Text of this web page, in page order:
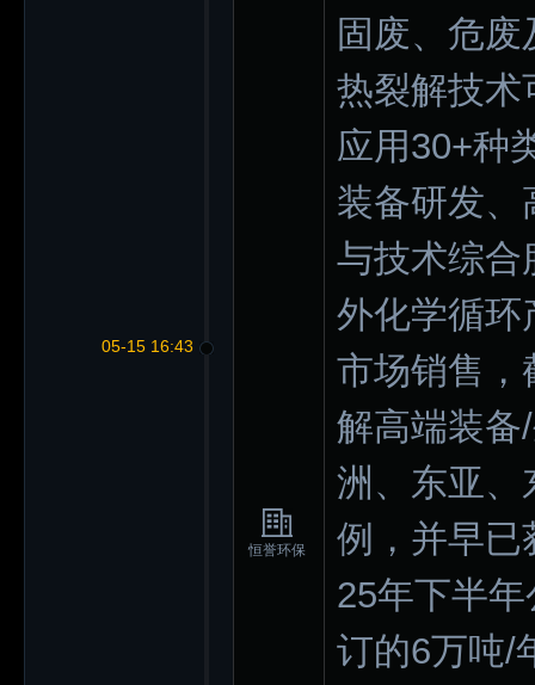
05-15 16:43
恒誉环保
固废、危
热裂解技术
应用30+种
装备研发、
与技术综合
外化学循环
市场销售，
解高端装备
洲、东亚、
例，并早已
25年下半
订的6万吨/